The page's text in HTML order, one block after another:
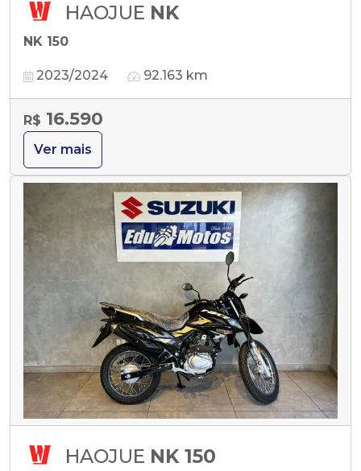
HAOJUE NK
NK 150
2023/2024 92.163 km
R$ 16.590
Ver mais
HAOJUE NK 150